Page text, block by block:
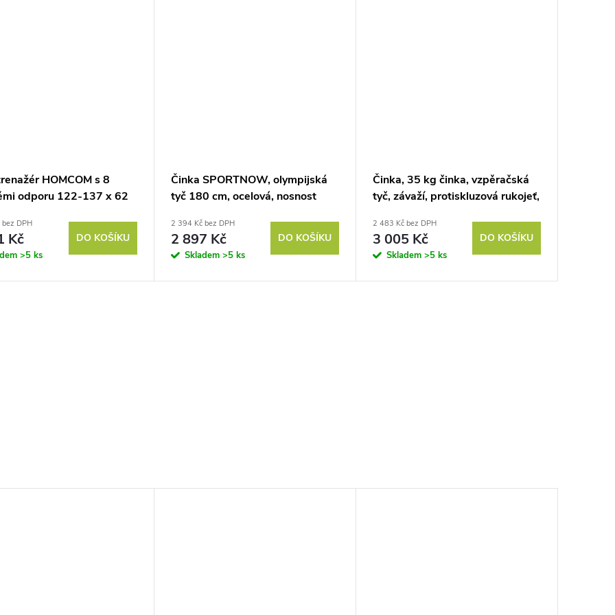
HOMCOM s 8
odporu 122-137 x 62
DPH
Kč
>5 ks
DO KOŠÍKU
Činka SPORTNOW, olympijská
tyč 180 cm, ocelová, nosnost
2 394 Kč bez DPH
2 897 Kč
Skladem >5 ks
DO KOŠÍKU
Činka, 35 kg činka, vzpěračská
tyč, závaží, protiskluzová rukojeť,
2 483 Kč bez DPH
3 005 Kč
Skladem >5 ks
DO KOŠÍKU